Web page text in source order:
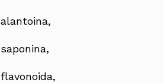
alantoina,
saponina,
flavonoida,